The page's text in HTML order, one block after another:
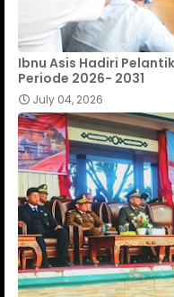
Ibnu Asis Hadiri
Periode 2026- 2031
July 04, 2026